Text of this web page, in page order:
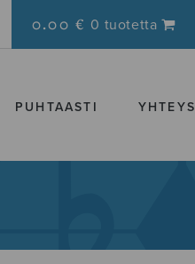
0.00 € 0 tuotetta
PUHTAASTI YHTEYS